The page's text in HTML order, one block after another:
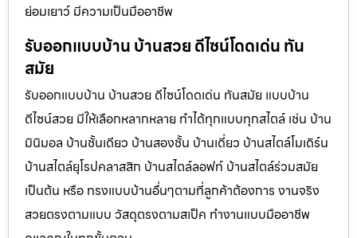
ย่อมเยาว์ มีความเป็นมืออาชีพ
รับออกแบบบ้าน บ้านสวย ดีไซน์โดดเด่น ทัน
สมัย
รับออกแบบบ้าน บ้านสวย ดีไซน์โดดเด่น ทันสมัย แบบบ้าน
ดีไซน์สวย มีให้เลือกหลากหลาย ทำได้ทุกแบบทุกสไตล์ เช่น บ้าน
มินิมอล บ้านชั้นเดียว บ้านสองชั้น บ้านเดี่ยว บ้านสไตล์โมเดิร์น
บ้านสไตล์ยุโรปคลาสสิก บ้านสไตล์ลอฟท์ บ้านสไตล์ร่วมสมัย
เป็นต้น หรือ ทรงแบบบ้านอื่นๆตามที่ลูกค้าต้องการ งานจริง
สวยตรงตามแบบ วัสดุตรงตามสเป็ค ทำงานแบบมืออาชีพ